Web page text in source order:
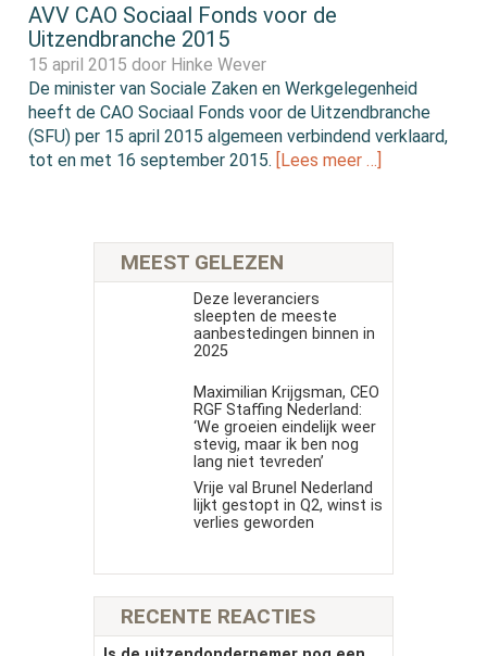
AVV CAO Sociaal Fonds voor de
Uitzendbranche 2015
15 april 2015 door Hinke Wever
De minister van Sociale Zaken en Werkgelegenheid
heeft de CAO Sociaal Fonds voor de Uitzendbranche
(SFU) per 15 april 2015 algemeen verbindend verklaard,
tot en met 16 september 2015. [Lees meer …]
MEEST GELEZEN
Deze leveranciers
sleepten de meeste
aanbestedingen binnen in
2025
Maximilian Krijgsman, CEO
RGF Staffing Nederland:
‘We groeien eindelijk weer
stevig, maar ik ben nog
lang niet tevreden’
Vrije val Brunel Nederland
lijkt gestopt in Q2, winst is
verlies geworden
RECENTE REACTIES